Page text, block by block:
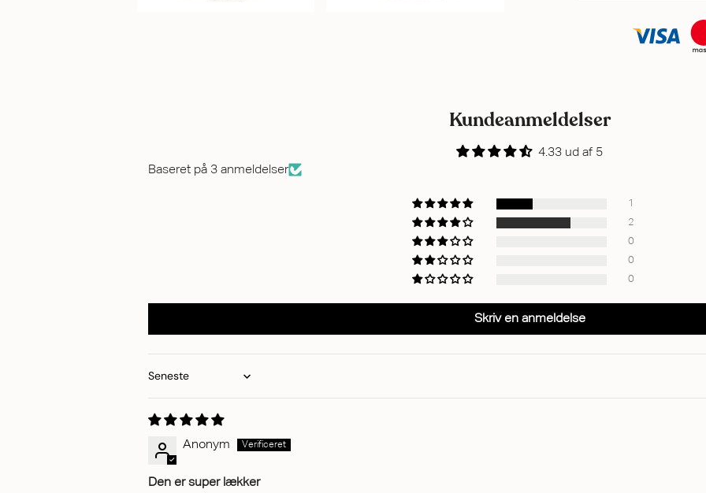
Kundeanmeldelser
4.33 ud af 5
Baseret på 3 anmeldelser
1
2
0
0
0
Skriv en anmeldelse
Sort by
Anonym
Den er super lækker